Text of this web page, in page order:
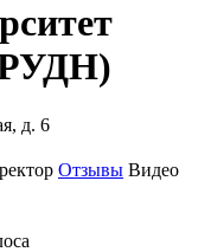
д. 6
ректор Отзывы Видео